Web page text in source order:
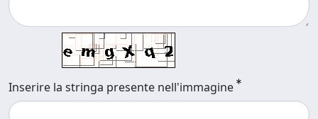
Inserire la stringa presente nell'immagine